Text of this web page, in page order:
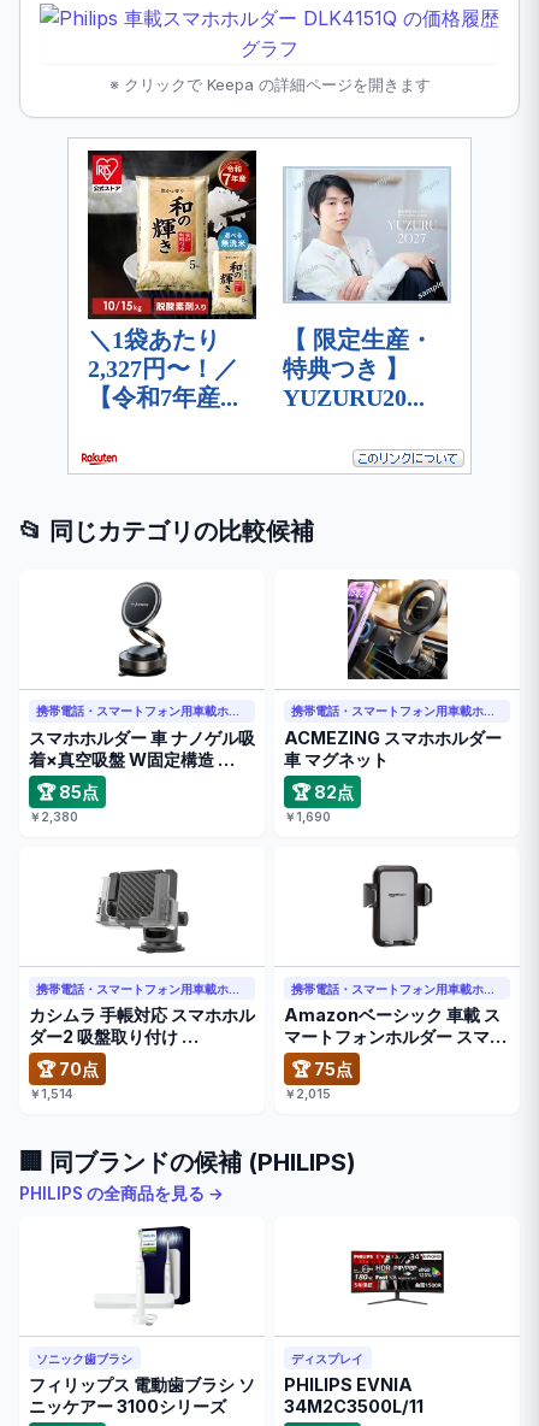
※ クリックで Keepa の詳細ページを開きます
📂 同じカテゴリの比較候補
携帯電話・スマートフォン用車載ホルダー
スマホホルダー 車 ナノゲル吸
着×真空吸盤 W固定構造 …
🏆 85点
￥2,380
携帯電話・スマートフォン用車載ホルダー
ACMEZING スマホホルダー
車 マグネット
🏆 82点
￥1,690
携帯電話・スマートフォン用車載ホルダー
カシムラ 手帳対応 スマホホル
ダー2 吸盤取り付け …
🏆 70点
￥1,514
携帯電話・スマートフォン用車載ホルダー
Amazonベーシック 車載 ス
マートフォンホルダー スマホ
…
🏆 75点
￥2,015
🏢 同ブランドの候補 (PHILIPS)
PHILIPS の全商品を見る →
ソニック歯ブラシ
フィリップス 電動歯ブラシ ソ
ニッケアー 3100シリーズ
ディスプレイ
PHILIPS EVNIA
34M2C3500L/11